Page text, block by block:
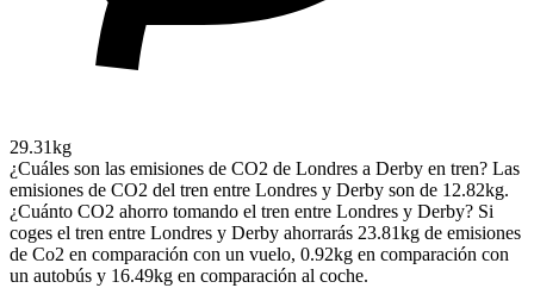
29.31kg
¿Cuáles son las emisiones de CO2 de Londres a Derby en tren? Las
emisiones de CO2 del tren entre Londres y Derby son de 12.82kg.
¿Cuánto CO2 ahorro tomando el tren entre Londres y Derby? Si
coges el tren entre Londres y Derby ahorrarás 23.81kg de emisiones
de Co2 en comparación con un vuelo, 0.92kg en comparación con
un autobús y 16.49kg en comparación al coche.